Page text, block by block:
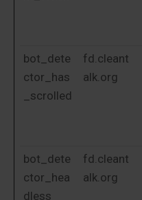
bot_dete
ctor_has
_scrolled
fd.cleant
alk.org
bot_dete
ctor_hea
dless
fd.cleant
alk.org